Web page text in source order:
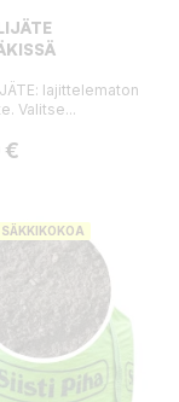
lajittelematon
Valitse...
€
SÄKKIKOKOA